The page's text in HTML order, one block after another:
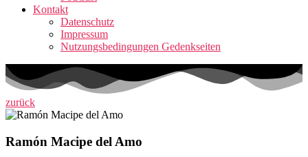
Kontakt
Datenschutz
Impressum
Nutzungsbedingungen Gedenkseiten
zurück
Ramón Macipe del Amo